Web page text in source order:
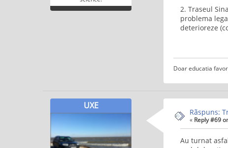
2. Traseul
problema
deterioreze
Doar educatia
UXE
Rãspuns:
« Reply #69
Au turnat